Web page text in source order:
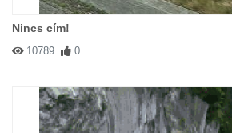
Nincs cím!
10789 0